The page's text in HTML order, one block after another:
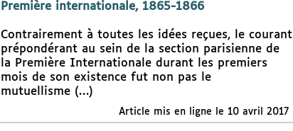
Première internationale, 1865-1866
Contrairement à toutes les idées reçues, le courant
prépondérant au sein de la section parisienne de
la Première Internationale durant les premiers
mois de son existence fut non pas le
mutuellisme (…)
Article mis en ligne le 10 avril 2017